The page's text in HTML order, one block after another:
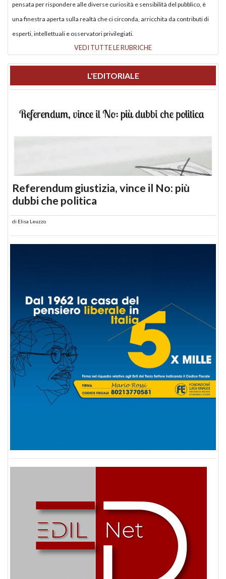
pensata per rispondere alle diverse curiosità e sensibilità del pubblico, è
una finestra aperta sulla realtà che ci circonda, arricchita da contributi di
esperti, intellettuali e osservatori privilegiati.
VEDI TUTTE LE RUBRICHE
L'EDITORIALE
Referendum giustizia, vince il No: più
dubbi che politica
di Elisa Leuzzo